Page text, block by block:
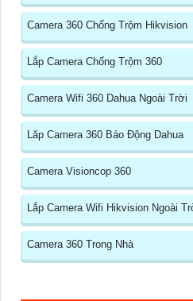
Camera 360 Chống Trộm Hikvision
Lắp Camera Chống Trộm 360
Camera Wifi 360 Dahua Ngoài Trời
Lăp Camera 360 Báo Động Dahua
Camera Visioncop 360
Lắp Camera Wifi Hikvision Ngoài
Camera 360 Trong Nhà